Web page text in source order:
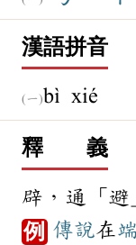
漢語拼音
bì xié
釋 義
辟，通「避
例 傳說在